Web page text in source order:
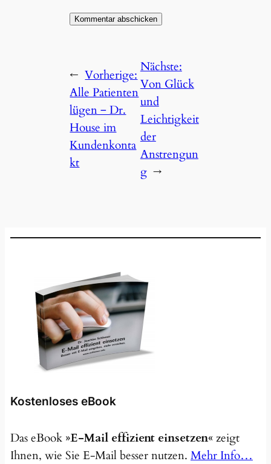
← Vorherige:
Alle Patienten
lügen ‒ Dr.
House im
Kundenkonta
kt
Nächste:
Von Glück
und
Leichtigkeit
der
Anstrengun
g →
Kostenloses eBook
Das eBook »E-Mail effizient einsetzen«zeigt
Ihnen, wie Sie E-Mail besser nutzen. Mehr Info…